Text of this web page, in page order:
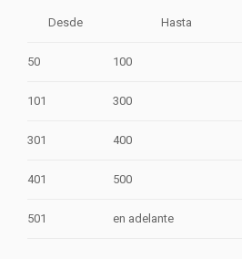
Desde Hasta
50 100
101 300
301 400
401 500
501 en adelante